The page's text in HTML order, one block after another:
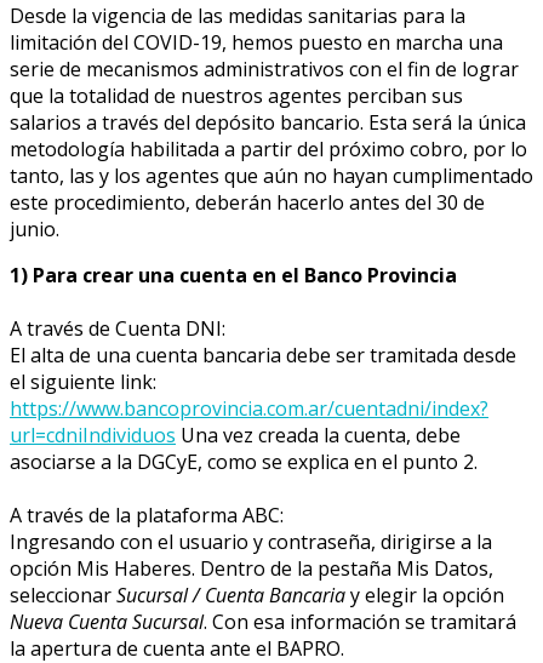
Desde la vigencia de las medidas sanitarias para la
limitación del COVID-19, hemos puesto en marcha una
serie de mecanismos administrativos con el fin de lograr
que la totalidad de nuestros agentes perciban sus
salarios a través del depósito bancario. Esta será la única
metodología habilitada a partir del próximo cobro, por lo
tanto, las y los agentes que aún no hayan cumplimentado
este procedimiento, deberán hacerlo antes del 30 de
junio.
1) Para crear una cuenta en el Banco Provincia
A través de Cuenta DNI:
El alta de una cuenta bancaria debe ser tramitada desde
el siguiente link:
https://www.bancoprovincia.com.ar/cuentadni/index?
url=cdniIndividuos Una vez creada la cuenta, debe
asociarse a la DGCyE, como se explica en el punto 2.
A través de la plataforma ABC:
Ingresando con el usuario y contraseña, dirigirse a la
opción Mis Haberes. Dentro de la pestaña Mis Datos,
seleccionarSucursal / Cuenta Bancariay elegir la opción
Nueva Cuenta Sucursal. Con esa información se tramitará
la apertura de cuenta ante el BAPRO.